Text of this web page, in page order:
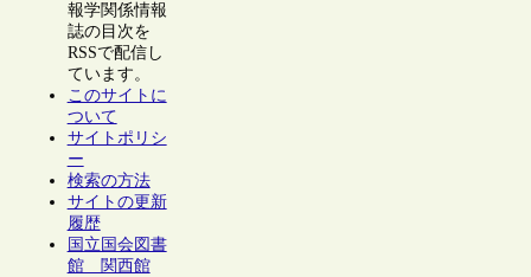
報学関係情報
誌の目次を
RSSで配信し
ています。
このサイトに
ついて
サイトポリシ
ー
検索の方法
サイトの更新
履歴
国立国会図書
館 関西館